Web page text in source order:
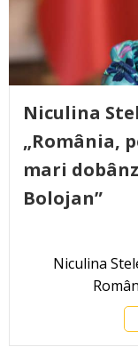
Niculina
„România,
mari
Bolojan”
Niculina